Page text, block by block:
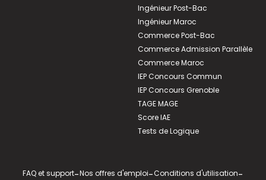
Ingénieur Post-Bac
Ingénieur Maroc
Commerce Post-Bac
Commerce Admission Parallèle
Commerce Maroc
IEP Concours Commun
IEP Concours Grenoble
TAGE MAGE
Score IAE
Tests de Logique
FAQ et support-Nos offres d'emploi-Conditions d'utilisation-